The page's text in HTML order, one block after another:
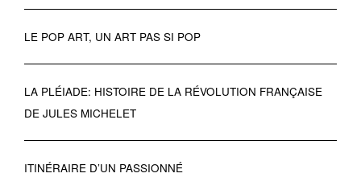
LE POP ART, UN ART PAS SI POP
LA PLÉIADE: HISTOIRE DE LA RÉVOLUTION FRANÇAISE
DE JULES MICHELET
ITINÉRAIRE D’UN PASSIONNÉ